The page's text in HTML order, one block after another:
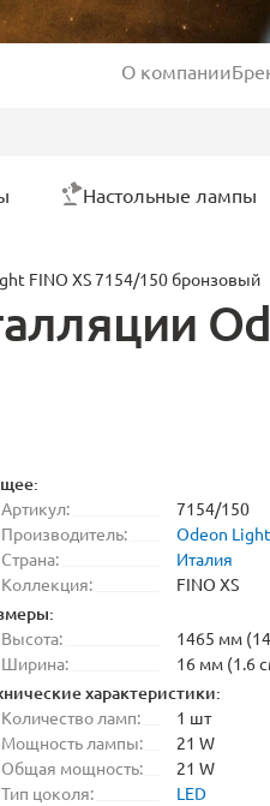
О компании
Настольные лампы
FINO XS 7154/150 бронзовый
Артикул:
7154/150
Производитель:
Odeon Light
Страна:
Италия
Коллекция:
FINO XS
Высота:
1465 мм
Ширина:
16 мм (1.6
характеристики:
Количество ламп:
1 шт
Мощность лампы:
21 W
Общая мощность:
21 W
Тип цоколя:
LED